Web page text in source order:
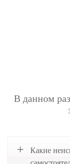
В данном
Какие